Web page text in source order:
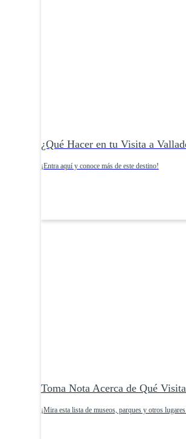
¿Qué Hacer en tu Visita a
¡Entra aquí y conoce más de este destino!
Toma Nota Acerca de Qué
¡Mira esta lista de museos, parques y otros